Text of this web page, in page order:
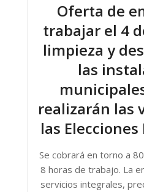
Oferta de
trabajar el 4
limpieza y
las
realizarán las
las
Se cobrará en torno a
8 horas de trabajo. La
servicios integrales,